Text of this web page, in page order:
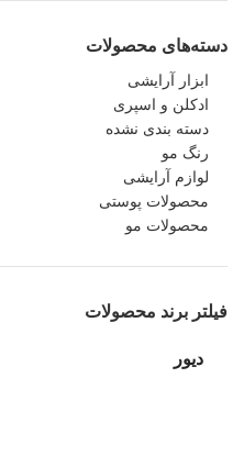
دسته‌های محصولات
ابزار آرایشی
ادکلن و اسپری
دسته بندی نشده
رنگ مو
لوازم آرایشی
محصولات پوستی
محصولات مو
فیلتر برند محصولات
دیور